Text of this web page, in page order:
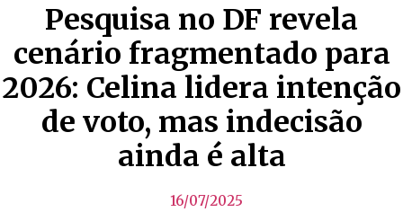
Pesquisa no DF revela
cenário fragmentado para
2026: Celina lidera intenção
de voto, mas indecisão
ainda é alta
16/07/2025